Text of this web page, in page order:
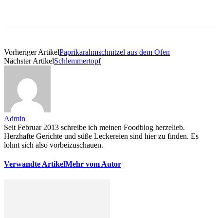
Vorheriger ArtikelPaprikarahmschnitzel aus dem Ofen
Nächster ArtikelSchlemmertopf
Admin
Seit Februar 2013 schreibe ich meinen Foodblog herzelieb.
Herzhafte Gerichte und süße Leckereien sind hier zu finden. Es
lohnt sich also vorbeizuschauen.
Verwandte ArtikelMehr vom Autor